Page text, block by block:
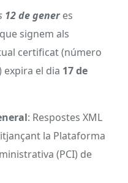
12 de generes
signem als
certificat (número
expira el dia 17 de
: Respostes XML
la Plataforma
(PCI) de